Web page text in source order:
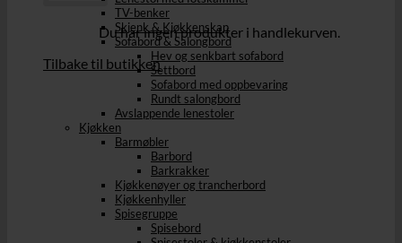
Du har ingen produkter i handlekurven.
Tilbake til butikken
TV-benker
Skjenk & Kjøkkenskap
Sofabord & Salongbord
Hev og senkbart sofabord
Settbord
Sofabord med oppbevaring
Rundt salongbord
Avslappende lenestoler
Kjøkken
Barmøbler
Barbord
Barkrakker
Kjøkkenøyer og trancherbord
Kjøkkenhyller
Spisegruppe
Spisebord